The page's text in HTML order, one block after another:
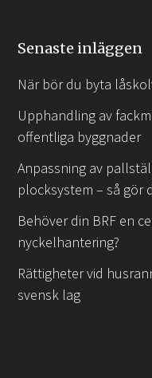
Senaste inläggen
När bör du byta
Upphandling av
offentliga byggnader
Anpassning av
plocksystem – så gör
Behöver din BRF en
nyckelhantering?
Rättigheter vid
svensk lag